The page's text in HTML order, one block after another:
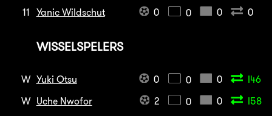
11
Yanic Wildschut 0 0 0 0
WISSELSPELERS
W Yuki Otsu 0 0 0
I46
W Uche Nwofor 2 0 0
I58